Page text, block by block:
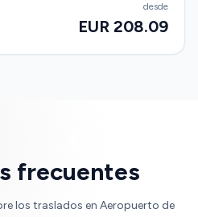
desde
EUR 208.09
frecuentes
los traslados en Aeropuerto de